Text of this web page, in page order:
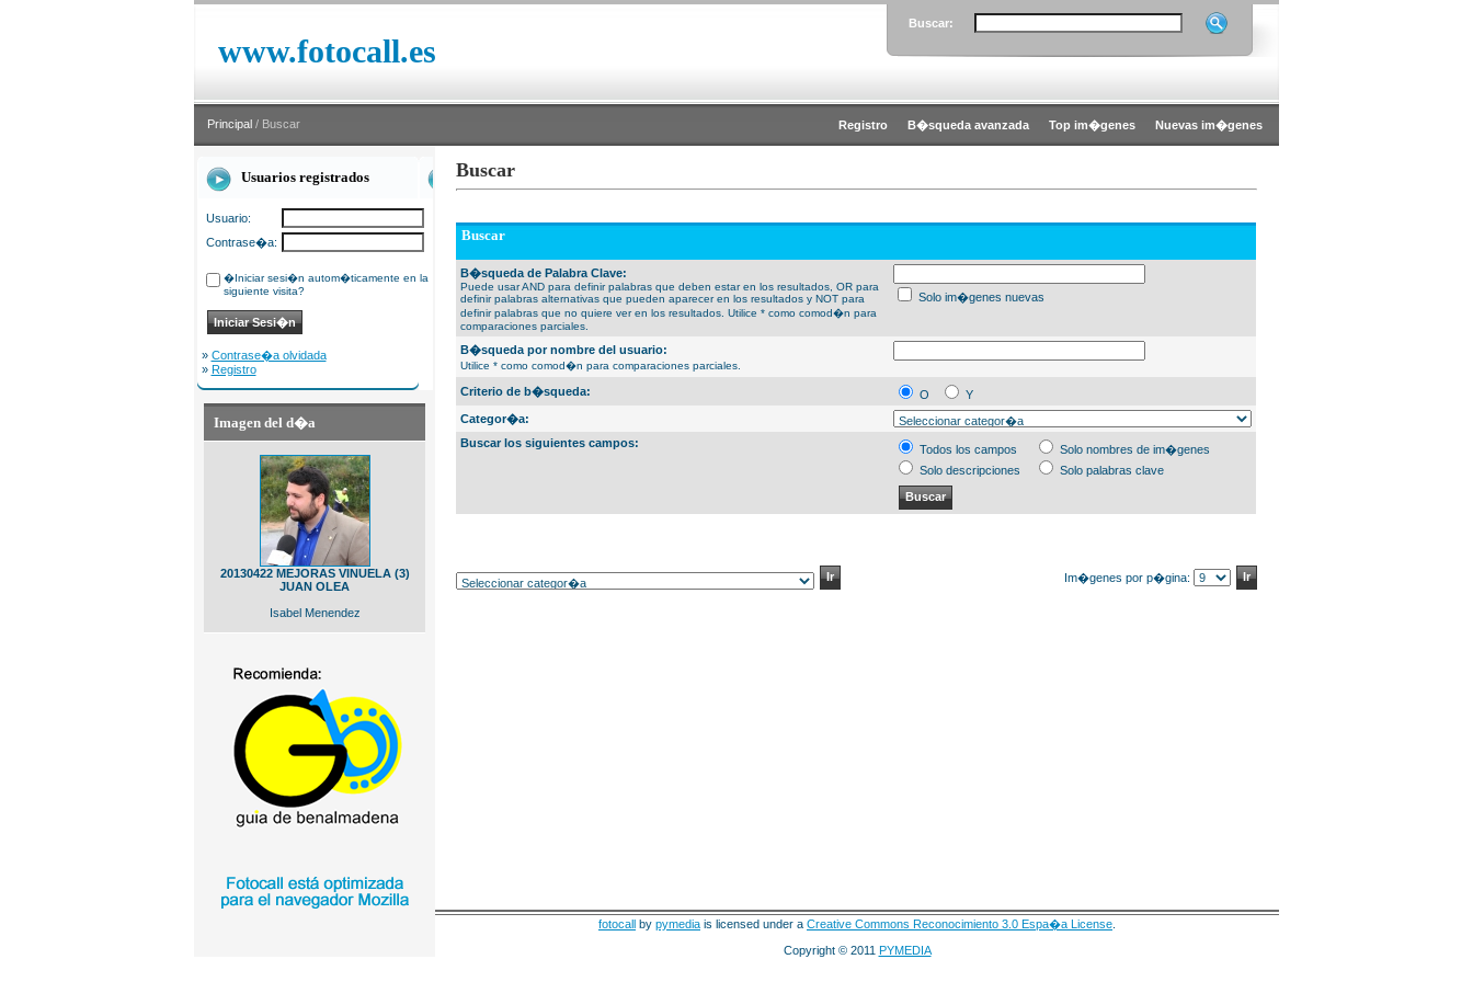
www.fotocall.es
Buscar:
Principal / Buscar Registro B�squeda avanzada Top im�genes Nuevas im�genes
Usuarios registrados
Usuario:
Contrase�a:
�Iniciar sesi�n autom�ticamente en la
siguiente visita?
» Contrase�a olvidada
» Registro
Imagen del d�a
20130422 MEJORAS VINUELA (3)
JUAN OLEA
Isabel Menendez
Buscar
Buscar
B�squeda de Palabra Clave:
Puede usar AND para definir palabras que deben estar en los resultados, OR para
definir palabras alternativas que pueden aparecer en los resultados y NOT para
definir palabras que no quiere ver en los resultados. Utilice * como comod�n para
comparaciones parciales.
Solo im�genes nuevas
B�squeda por nombre del usuario:
Utilice * como comod�n para comparaciones parciales.
Criterio de b�squeda: O
Y
Categor�a:
Buscar los siguientes campos:
Todos los campos
Solo nombres de im�genes
Solo descripciones
Solo palabras clave
Im�genes por p�gina:
fotocall by pymedia is licensed under a Creative Commons Reconocimiento 3.0 Espa�a License
Copyright © 2011 PYMEDIA